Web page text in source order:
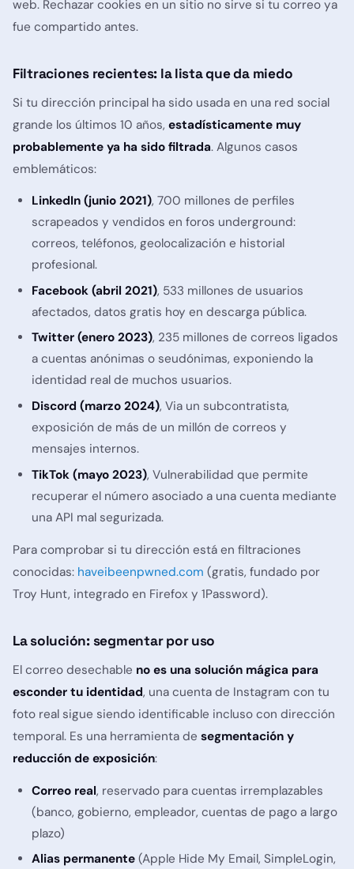
web. Rechazar cookies en un sitio no sirve si tu correo ya
fue compartido antes.
Filtraciones recientes: la lista que da miedo
Si tu dirección principal ha sido usada en una red social
grande los últimos 10 años, estadísticamente muy
probablemente ya ha sido filtrada. Algunos casos
emblemáticos:
LinkedIn (junio 2021), 700 millones de perfiles
scrapeados y vendidos en foros underground:
correos, teléfonos, geolocalización e historial
profesional.
Facebook (abril 2021), 533 millones de usuarios
afectados, datos gratis hoy en descarga pública.
Twitter (enero 2023), 235 millones de correos ligados
a cuentas anónimas o seudónimas, exponiendo la
identidad real de muchos usuarios.
Discord (marzo 2024), Via un subcontratista,
exposición de más de un millón de correos y
mensajes internos.
TikTok (mayo 2023), Vulnerabilidad que permite
recuperar el número asociado a una cuenta mediante
una API mal segurizada.
Para comprobar si tu dirección está en filtraciones
conocidas: haveibeenpwned.com (gratis, fundado por
Troy Hunt, integrado en Firefox y 1Password).
La solución: segmentar por uso
El correo desechable no es una solución mágica para
esconder tu identidad, una cuenta de Instagram con tu
foto real sigue siendo identificable incluso con dirección
temporal. Es una herramienta de segmentación y
reducción de exposición:
Correo real, reservado para cuentas irremplazables
(banco, gobierno, empleador, cuentas de pago a largo
plazo)
Alias permanente (Apple Hide My Email, SimpleLogin,